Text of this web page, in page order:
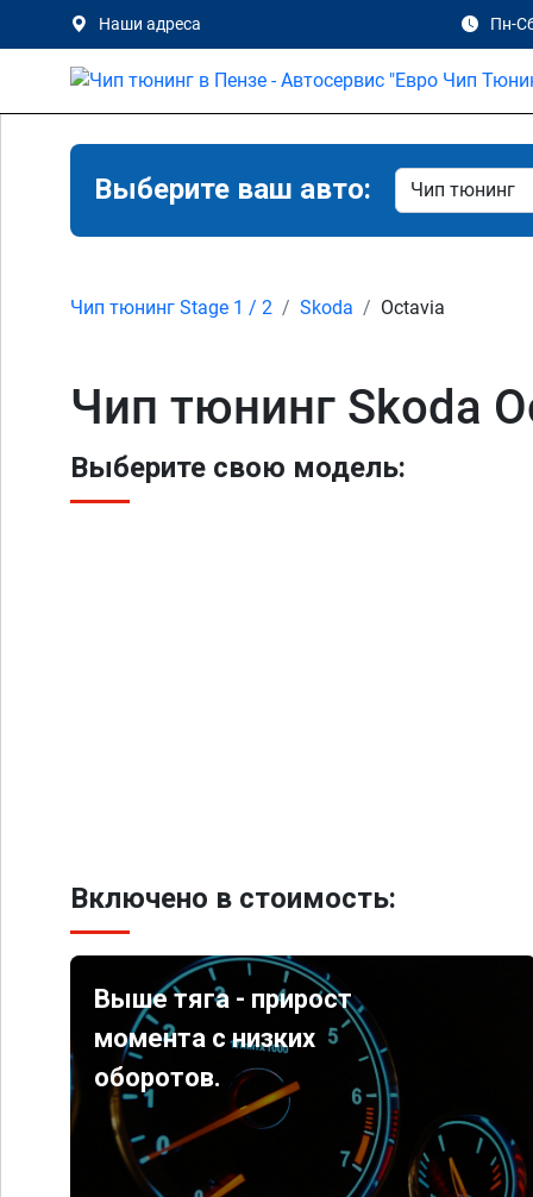
Наши адреса Пн-
Выберите ваш авто:
Чип тюнинг Stage 1 / 2 Skoda Octavia
Чип тюнинг Skoda
Выберите свою модель:
Включено в стоимость:
Выше тяга - прирост
момента с низких
оборотов.